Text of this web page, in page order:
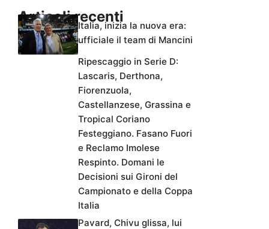
Articoli recenti
Italia, inizia la nuova era:
ufficiale il team di Mancini
Ripescaggio in Serie D:
Lascaris, Derthona,
Fiorenzuola,
Castellanzese, Grassina e
Tropical Coriano
Festeggiano. Fasano Fuori
e Reclamo Imolese
Respinto. Domani le
Decisioni sui Gironi del
Campionato e della Coppa
Italia
Pavard, Chivu glissa, lui